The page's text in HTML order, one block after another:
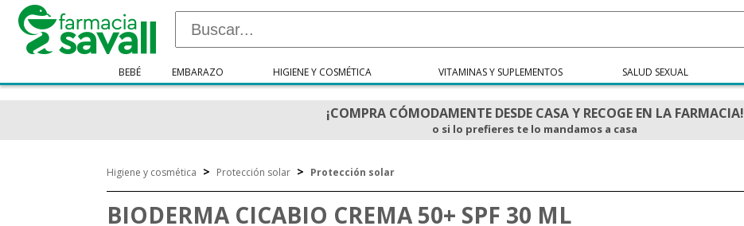
BEBÉ EMBARAZO HIGIENE Y COSMÉTICA VITAMINAS Y SUPLEMENTOS SALUD SEXUAL
¡COMPRA CÓMODAMENTE DESDE CASA Y RECOGE EN LA FARMACIA!
o si lo prefieres te lo mandamos a casa
Higiene y cosmética > Protección solar > Protección solar
BIODERMA CICABIO CREMA 50+ SPF 30 ML